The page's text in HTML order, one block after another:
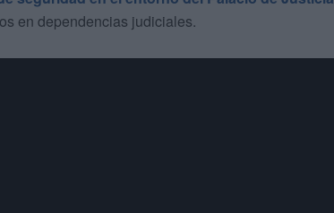
en dependencias judiciales.